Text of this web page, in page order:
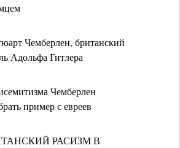
Чемберлен, британский
Адольфа Гитлера
Чемберлен
пример с евреев
РАСИЗМ В